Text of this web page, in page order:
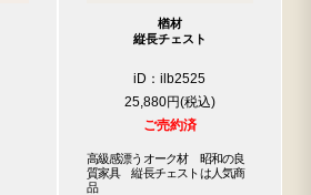
楢材
縦長チェスト
iD：ilb2525
25,880円
ご売約済
高級感漂うオーク材　昭和の良
質家具　縦長チェストは人気商
品